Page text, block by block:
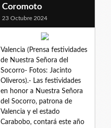
Coromoto
23 Octubre 2024
Valencia (Prensa festividades
de Nuestra Señora del
Socorro- Fotos: Jacinto
Oliveros).- Las festividades
en honor a Nuestra Señora
del Socorro, patrona de
Valencia y el estado
Carabobo, contará este año